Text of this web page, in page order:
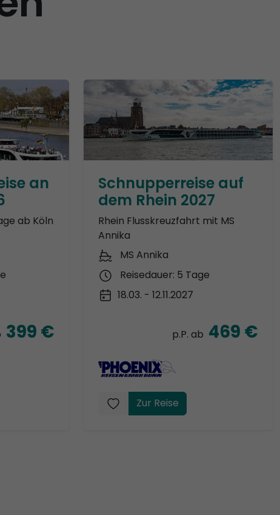
an
ab Köln
399 €
Schnupperreise auf
dem Rhein 2027
Rhein Flusskreuzfahrt mit MS
Annika
MS Annika
Reisedauer: 5 Tage
18.03. - 12.11.2027
p.P. ab 469 €
Zur Reise